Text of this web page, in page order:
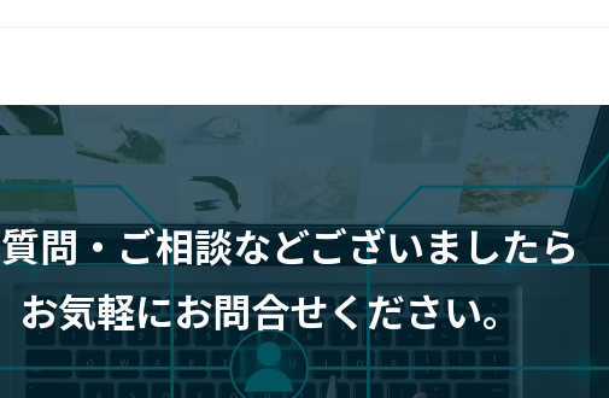
問・ご相談などございましたら
お気軽にお問合せください。